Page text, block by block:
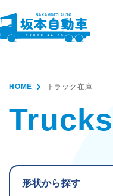
HOME トラック在庫
Trucks
形状から探す